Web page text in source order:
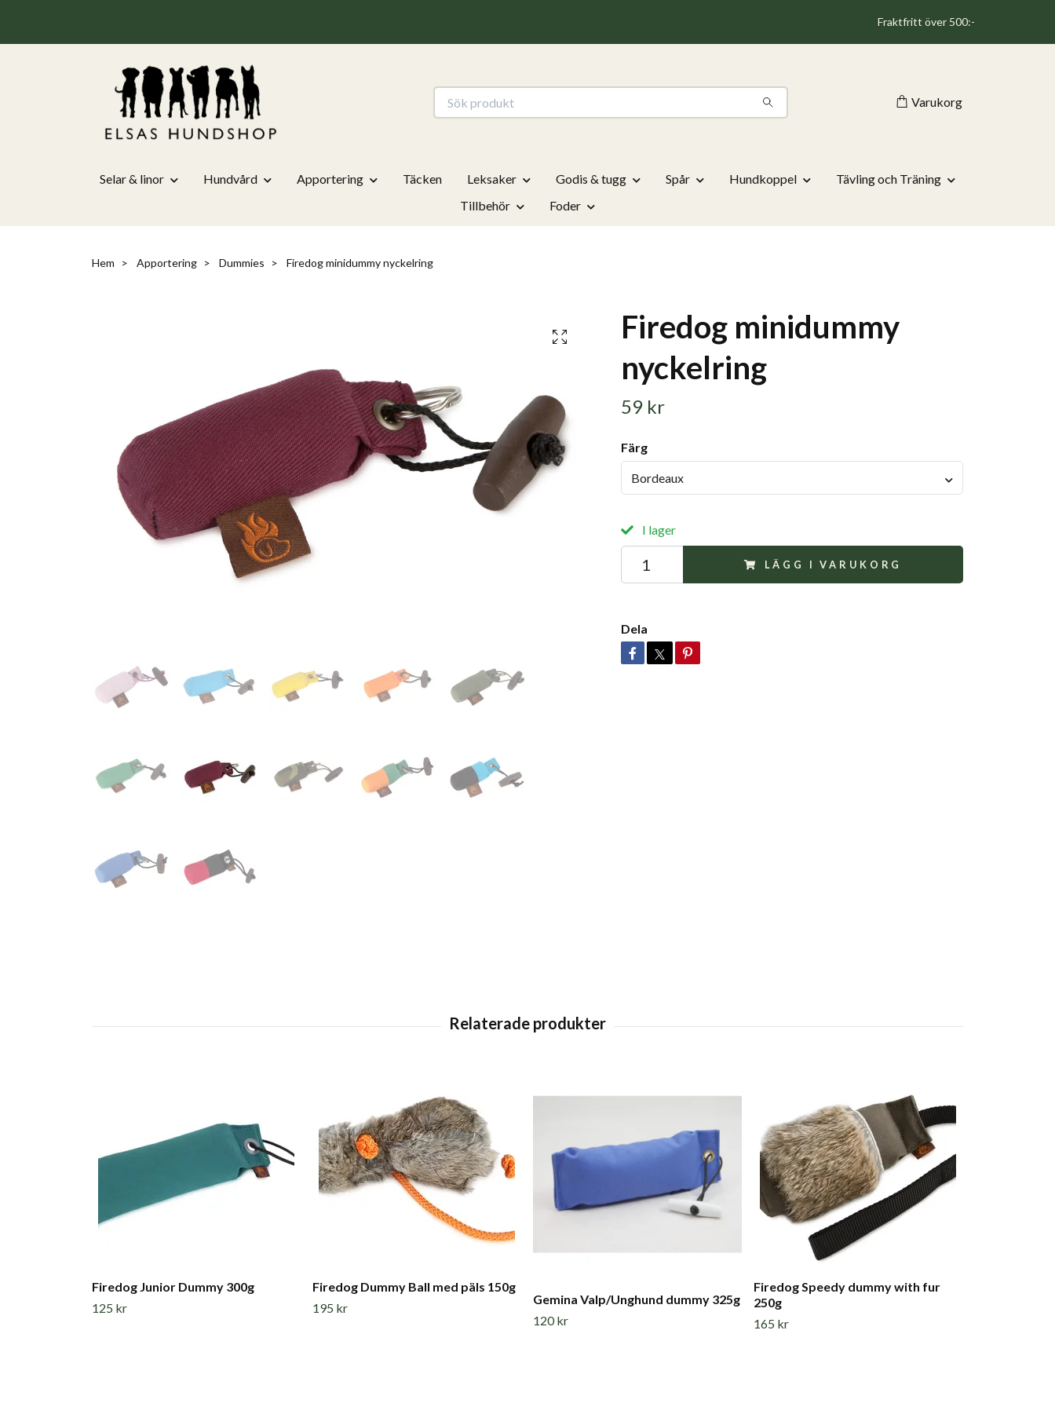
Fraktfritt över 500:-
Varukorg
Selar & linor Hundvård Apportering Täcken Leksaker Godis & tugg Spår Hundkoppel
Tävling och Träning
Tillbehör
Foder
Hem Apportering Dummies Firedog minidummy nyckelring
Firedog minidummy
nyckelring
59 kr
Färg
Bordeaux
I lager
LÄGG I VARUKORG
Dela
Firedog Junior Dummy 300g
125 kr
Firedog Dummy Ball med päls 150g
195 kr
Gemina Valp/Unghund dummy 325g
120 kr
Firedog Speedy dummy with fur
250g
165 kr